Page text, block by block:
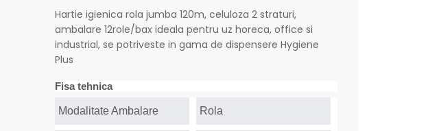
Hartie igienica rola jumba 120m, celuloza 2 straturi,
ambalare 12role/bax ideala pentru uz horeca, office si
industrial, se potriveste in gama de dispensere Hygiene
Plus
Fisa tehnica
Modalitate Ambalare Rola